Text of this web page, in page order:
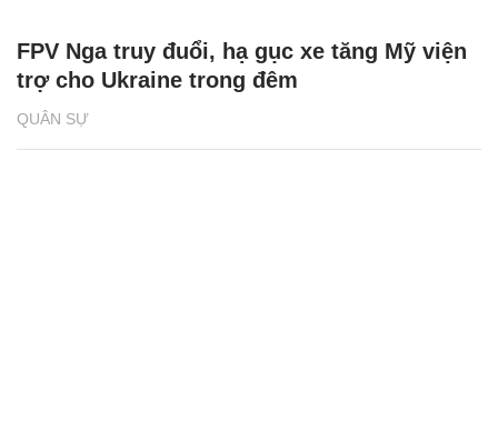
QUÂN SỰ
FPV Nga truy đuổi, hạ gục xe tăng Mỹ viện
trợ cho Ukraine trong đêm